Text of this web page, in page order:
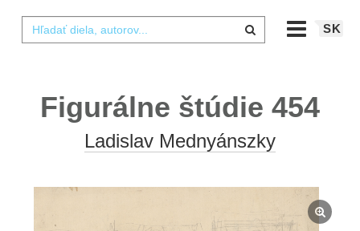
SK
Figurálne štúdie 454
Ladislav Mednyánszky